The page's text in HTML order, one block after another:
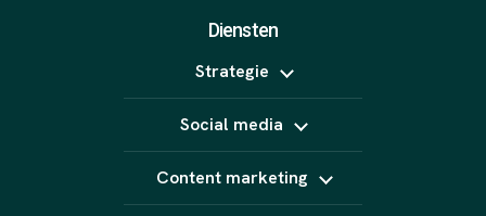
Diensten
Strategie
Online marketing uitbesteden
B2B marketing
Content strategie
Influencer marketing
Social media
LinkedIn Ads
TikTok Ads
Content marketing